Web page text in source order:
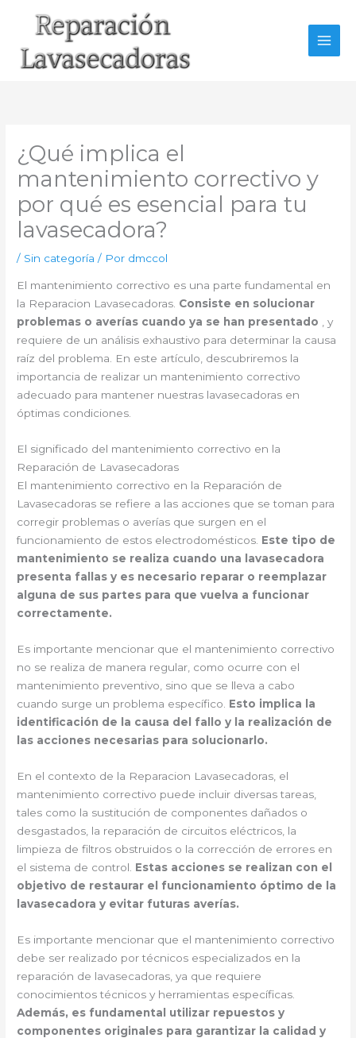
¿Qué implica el
mantenimiento correctivo y
por qué es esencial para tu
lavasecadora?
/ Sin categoría / Por dmccol
El mantenimiento correctivo es una parte fundamental en
la Reparacion Lavasecadoras. Consiste en solucionar
problemas o averías cuando ya se han presentado , y
requiere de un análisis exhaustivo para determinar la causa
raíz del problema. En este artículo, descubriremos la
importancia de realizar un mantenimiento correctivo
adecuado para mantener nuestras lavasecadoras en
óptimas condiciones.
El significado del mantenimiento correctivo en la
Reparación de Lavasecadoras
El mantenimiento correctivo en la Reparación de
Lavasecadoras se refiere a las acciones que se toman para
corregir problemas o averías que surgen en el
funcionamiento de estos electrodomésticos. Este tipo de
mantenimiento se realiza cuando una lavasecadora
presenta fallas y es necesario reparar o reemplazar
alguna de sus partes para que vuelva a funcionar
correctamente.
Es importante mencionar que el mantenimiento correctivo
no se realiza de manera regular, como ocurre con el
mantenimiento preventivo, sino que se lleva a cabo
cuando surge un problema específico. Esto implica la
identificación de la causa del fallo y la realización de
las acciones necesarias para solucionarlo.
En el contexto de la Reparacion Lavasecadoras, el
mantenimiento correctivo puede incluir diversas tareas,
tales como la sustitución de componentes dañados o
desgastados, la reparación de circuitos eléctricos, la
limpieza de filtros obstruidos o la corrección de errores en
el sistema de control. Estas acciones se realizan con el
objetivo de restaurar el funcionamiento óptimo de la
lavasecadora y evitar futuras averías.
Es importante mencionar que el mantenimiento correctivo
debe ser realizado por técnicos especializados en la
reparación de lavasecadoras, ya que requiere
conocimientos técnicos y herramientas específicas.
Además, es fundamental utilizar repuestos y
componentes originales para garantizar la calidad y